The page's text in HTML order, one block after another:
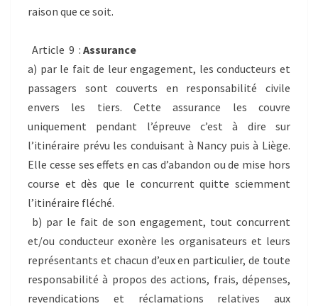
raison que ce soit.
Article 9 : Assurance
a) par le fait de leur engagement, les conducteurs et
passagers sont couverts en responsabilité civile
envers les tiers. Cette assurance les couvre
uniquement pendant l’épreuve c’est à dire sur
l’itinéraire prévu les conduisant à Nancy puis à Liège.
Elle cesse ses effets en cas d’abandon ou de mise hors
course et dès que le concurrent quitte sciemment
l’itinéraire fléché.
b) par le fait de son engagement, tout concurrent
et/ou conducteur exonère les organisateurs et leurs
représentants et chacun d’eux en particulier, de toute
responsabilité à propos des actions, frais, dépenses,
revendications et réclamations relatives aux